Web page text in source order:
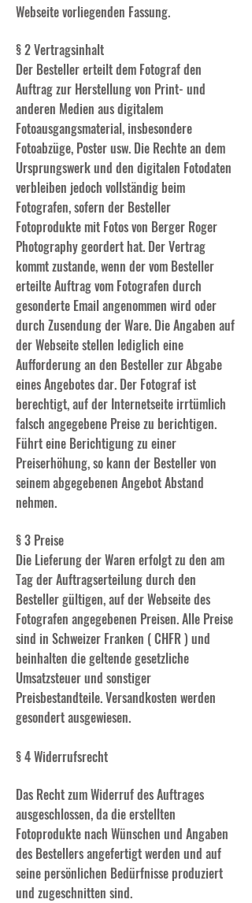
Webseite vorliegenden Fassung.
§ 2 Vertragsinhalt
Der Besteller erteilt dem Fotograf den
Auftrag zur Herstellung von Print- und
anderen Medien aus digitalem
Fotoausgangsmaterial, insbesondere
Fotoabzüge, Poster usw. Die Rechte an dem
Ursprungswerk und den digitalen Fotodaten
verbleiben jedoch vollständig beim
Fotografen, sofern der Besteller
Fotoprodukte mit Fotos von Berger Roger
Photography geordert hat. Der Vertrag
kommt zustande, wenn der vom Besteller
erteilte Auftrag vom Fotografen durch
gesonderte Email angenommen wird oder
durch Zusendung der Ware. Die Angaben auf
der Webseite stellen lediglich eine
Aufforderung an den Besteller zur Abgabe
eines Angebotes dar. Der Fotograf ist
berechtigt, auf der Internetseite irrtümlich
falsch angegebene Preise zu berichtigen.
Führt eine Berichtigung zu einer
Preiserhöhung, so kann der Besteller von
seinem abgegebenen Angebot Abstand
nehmen.
§ 3 Preise
Die Lieferung der Waren erfolgt zu den am
Tag der Auftragserteilung durch den
Besteller gültigen, auf der Webseite des
Fotografen angegebenen Preisen. Alle Preise
sind in Schweizer Franken ( CHFR ) und
beinhalten die geltende gesetzliche
Umsatzsteuer und sonstiger
Preisbestandteile. Versandkosten werden
gesondert ausgewiesen.
§ 4 Widerrufsrecht
Das Recht zum Widerruf des Auftrages
ausgeschlossen, da die erstellten
Fotoprodukte nach Wünschen und Angaben
des Bestellers angefertigt werden und auf
seine persönlichen Bedürfnisse produziert
und zugeschnitten sind.